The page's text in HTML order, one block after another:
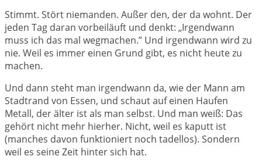
Stimmt. Stört niemanden. Außer den, der da wohnt. Der
jeden Tag daran vorbeiläuft und denkt: „Irgendwann
muss ich das mal wegmachen.” Und irgendwann wird zu
nie. Weil es immer einen Grund gibt, es nicht heute zu
machen.
Und dann steht man irgendwann da, wie der Mann am
Stadtrand von Essen, und schaut auf einen Haufen
Metall, der älter ist als man selbst. Und man weiß: Das
gehört nicht mehr hierher. Nicht, weil es kaputt ist
(manches davon funktioniert noch tadellos). Sondern
weil es seine Zeit hinter sich hat.